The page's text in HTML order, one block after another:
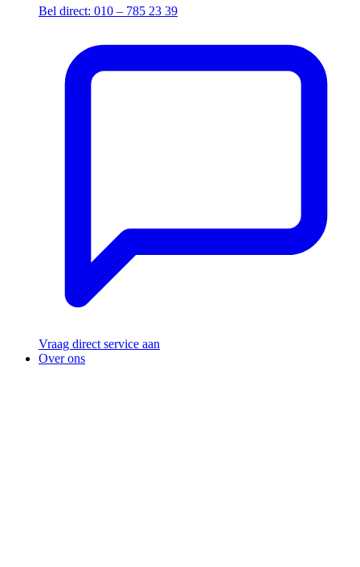
Bel direct: 010 – 785 23 39
Vraag direct service aan
Over ons